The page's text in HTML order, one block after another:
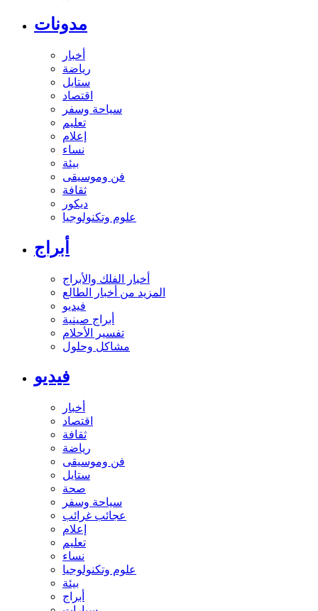
مدونات
أخبار
رياضة
ستايل
اقتصاد
سياحة وسفر
تعليم
إعلام
نساء
بيئة
فن وموسيقى
ثقافة
ديكور
علوم وتكنولوجيا
أبراج
أخبار الفلك والأبراج
المزيد من أخبار الطالع
فيديو
أبراج صينية
تفسير الأحلام
مشاكل وحلول
فيديو
أخبار
اقتصاد
ثقافة
رياضة
فن وموسيقى
ستايل
صحة
سياحة وسفر
عجائب غرائب
إعلام
تعليم
نساء
علوم وتكنولوجيا
بيئة
أبراج